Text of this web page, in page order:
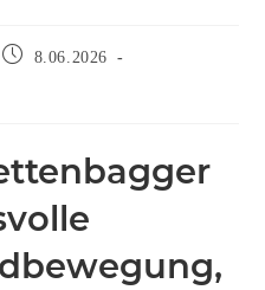
8.06.2026